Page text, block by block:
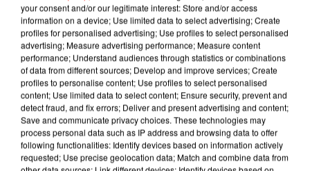
your consent and/or our legitimate interest: Store and/or access
information on a device; Use limited data to select advertising; Create
profiles for personalised advertising; Use profiles to select personalised
advertising; Measure advertising performance; Measure content
performance; Understand audiences through statistics or combinations
of data from different sources; Develop and improve services; Create
profiles to personalise content; Use profiles to select personalised
content; Use limited data to select content; Ensure security, prevent and
detect fraud, and fix errors; Deliver and present advertising and content;
Save and communicate privacy choices. These technologies may
process personal data such as IP address and browsing data to offer
following functionalities: Identify devices based on information actively
requested; Use precise geolocation data; Match and combine data from